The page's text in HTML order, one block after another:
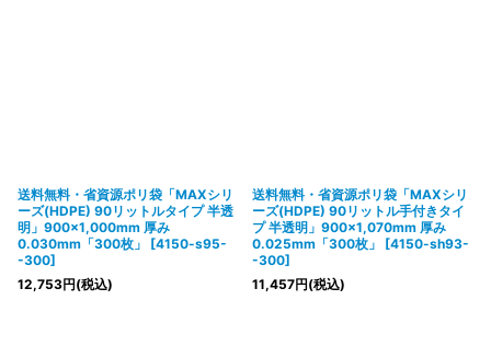
送料無料・省資源ポリ袋「MAXシリ
ーズ(HDPE) 90リットルタイプ 半透
明」900×1,000mm 厚み
0.030mm「300枚」
[4150-s95-
-300]
12,753円(税込)
送料無料・省資源ポリ袋「MAXシリ
ーズ(HDPE) 90リットル手付きタイ
プ 半透明」900×1,070mm 厚み
0.025mm「300枚」
[4150-sh93-
-300]
11,457円(税込)